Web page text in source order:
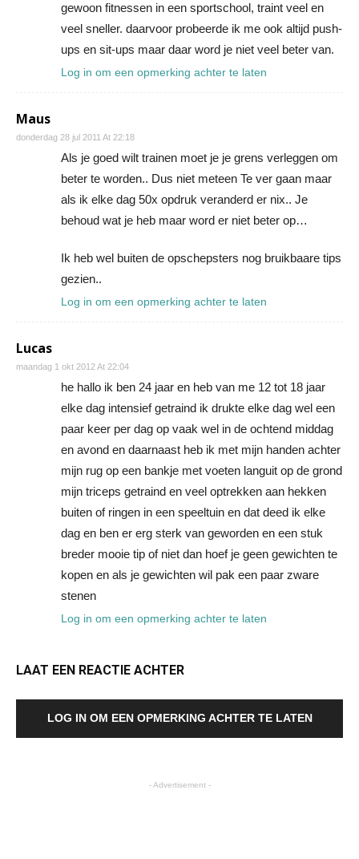
gewoon fitnessen in een sportschool, traint veel en
veel sneller. daarvoor probeerde ik me ook altijd push-
ups en sit-ups maar daar word je niet veel beter van.
Log in om een opmerking achter te laten
Maus
donderdag 28 jul 2011 At 22:18
Als je goed wilt trainen moet je je grens verleggen om
beter te worden.. Dus niet meteen Te ver gaan maar
als ik elke dag 50x opdruk veranderd er nix.. Je
behoud wat je heb maar word er niet beter op…
Ik heb wel buiten de opschepsters nog bruikbaare tips
gezien..
Log in om een opmerking achter te laten
Lucas
maandag 1 okt 2012 At 22:04
he hallo ik ben 24 jaar en heb van me 12 tot 18 jaar
elke dag intensief getraind ik drukte elke dag wel een
paar keer per dag op vaak wel in de ochtend middag
en avond en daarnaast heb ik met mijn handen achter
mijn rug op een bankje met voeten languit op de grond
mijn triceps getraind en veel optrekken aan hekken
buiten of ringen in een speeltuin en dat deed ik elke
dag en ben er erg sterk van geworden en een stuk
breder mooie tip of niet dan hoef je geen gewichten te
kopen en als je gewichten wil pak een paar zware
stenen
Log in om een opmerking achter te laten
LAAT EEN REACTIE ACHTER
LOG IN OM EEN OPMERKING ACHTER TE LATEN
- Advertisement -